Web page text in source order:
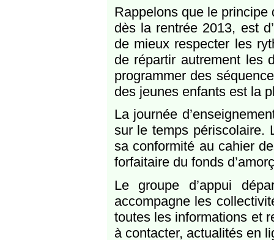
Rappelons que le
dès la rentrée 2013, est
de mieux respecter les
de répartir autrement les
programmer des
des jeunes enfants est la
La journée
sur le temps périscolaire.
sa conformité au cahier
forfaitaire du fonds
Le groupe d’appui
accompagne les
toutes les informations et
à contacter, actualités en